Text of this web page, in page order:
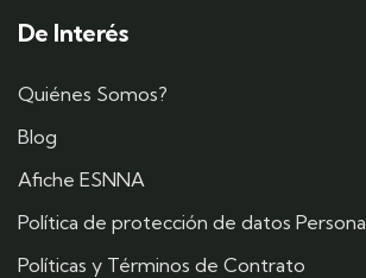
De Interés
Quiénes Somos?
Blog
Afiche ESNNA
Política de protección de datos
Políticas y Términos de Contrato